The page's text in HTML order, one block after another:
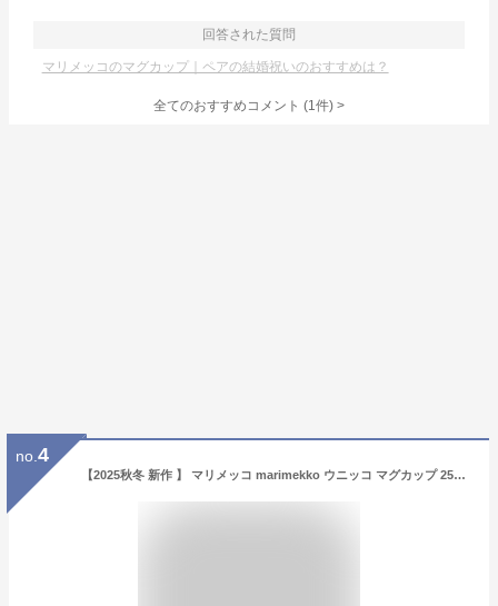
回答された質問
マリメッコのマグカップ｜ペアの結婚祝いのおすすめは？
全てのおすすめコメント (1件) >
no. 4
【2025秋冬 新作 】 マリメッコ marimekko ウニッコ マグカップ 250ml 2個セット （ホワイト×キャラメル×ウォームオレンジ） 074952 74952 182 Oiva Unikko Mug 2pcs 2,5dl 食器 コップ キッチン雑貨 花柄 陶器 北欧 おしゃれ ペア 【送料無料(一部地域を除く)】